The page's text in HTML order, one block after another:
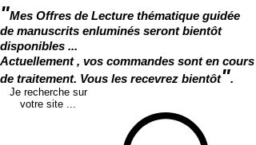
"Mes Offres de Lecture thématique guidée
de manuscrits enluminés seront bientôt
disponibles ...
Actuellement , vos commandes sont en cours
de traitement. Vous les recevrez bientôt".
Je recherche sur
votre site ...